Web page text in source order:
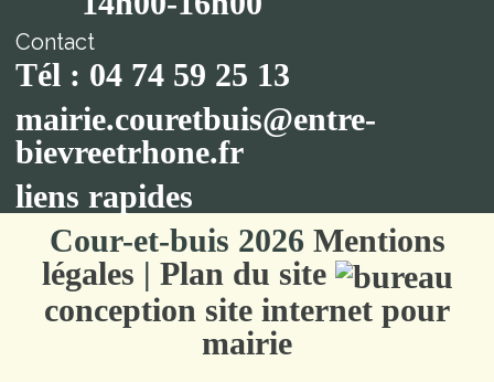
Contact
Tél : 04 74 59 25 13
mairie.couretbuis@entre-
bievreetrhone.fr
liens rapides
Cour-et-buis 2026 Mentions
légales | Plan du site
conception site internet pour
mairie